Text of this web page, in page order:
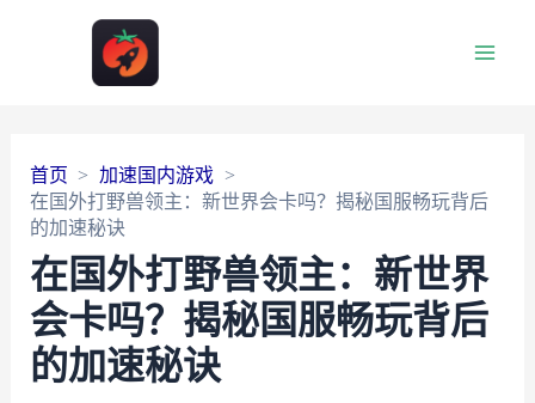
首页
加速国内游戏
在国外打野兽领主：新世界会卡吗？揭秘国服畅玩背后
的加速秘诀
在国外打野兽领主：新世界
会卡吗？揭秘国服畅玩背后
的加速秘诀